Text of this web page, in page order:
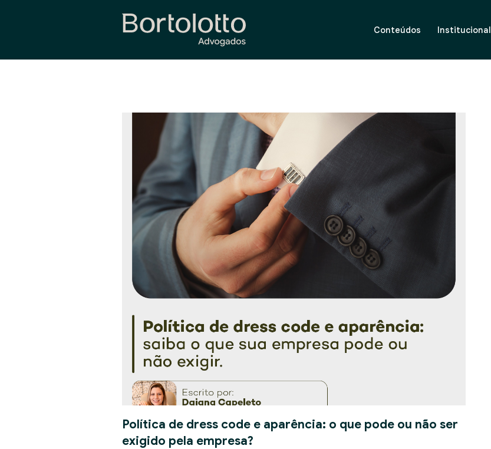
Conteúdos Institucional
Política de dress code e aparência: o que pode ou não ser
exigido pela empresa?